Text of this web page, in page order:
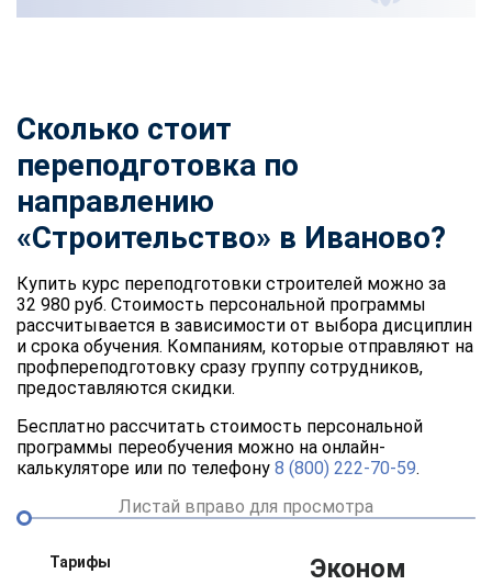
Сколько стоит
переподготовка по
направлению
«Строительство» в Иваново?
Купить курс переподготовки строителей можно за
32 980 руб. Стоимость персональной программы
рассчитывается в зависимости от выбора дисциплин
и срока обучения. Компаниям, которые отправляют на
профпереподготовку сразу группу сотрудников,
предоставляются скидки.
Бесплатно рассчитать стоимость персональной
программы переобучения можно на онлайн-
калькуляторе или по телефону 8 (800) 222-70-59.
Листай вправо для просмотра
Тарифы Эконом